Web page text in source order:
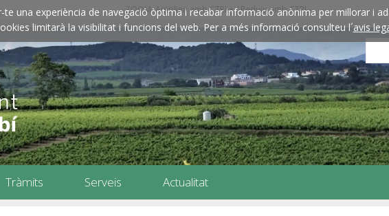
una experiència de navegació òptima i recabar informació anònima per millorar i
limitarà la visibilitat i funcions del web. Per a més informació consulteu l´avis
ZOOM: Amplieu amb CTRL+ / Reduïu amb CTRL-
Tràmits Serveis Actualitat